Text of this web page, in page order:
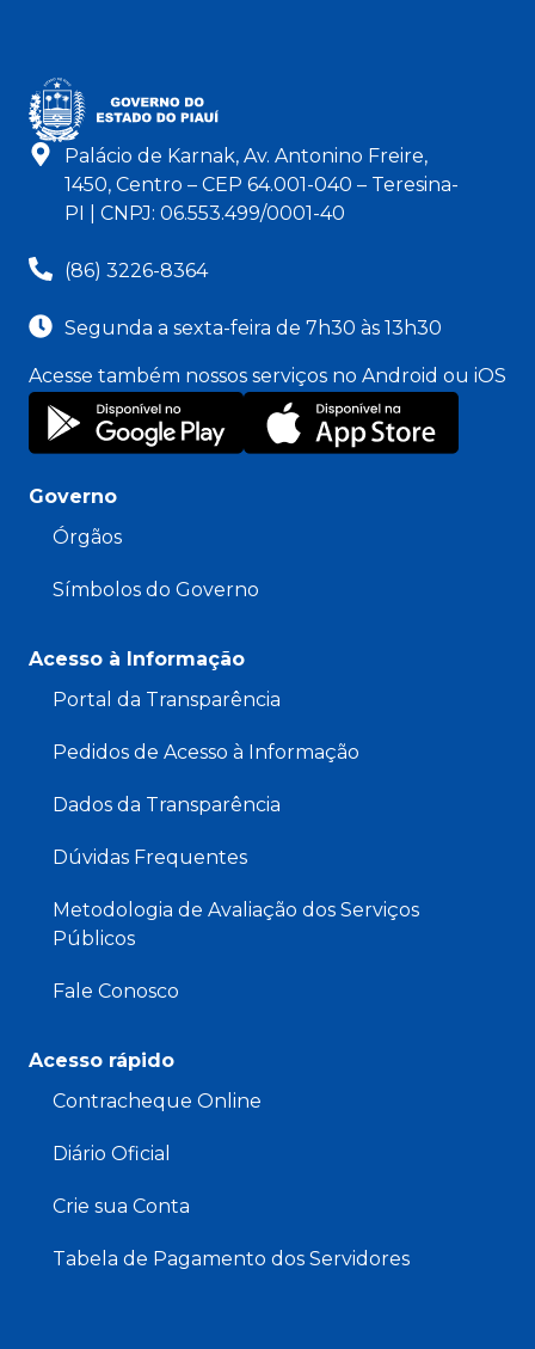
Palácio de Karnak, Av. Antonino Freire,
1450, Centro – CEP 64.001-040 – Teresina-
PI | CNPJ: 06.553.499/0001-40
(86) 3226-8364
Segunda a sexta-feira de 7h30 às 13h30
Acesse também nossos serviços no Android ou iOS
Governo
Órgãos
Símbolos do Governo
Acesso à Informação
Portal da Transparência
Pedidos de Acesso à Informação
Dados da Transparência
Dúvidas Frequentes
Metodologia de Avaliação dos Serviços
Públicos
Fale Conosco
Acesso rápido
Contracheque Online
Diário Oficial
Crie sua Conta
Tabela de Pagamento dos Servidores